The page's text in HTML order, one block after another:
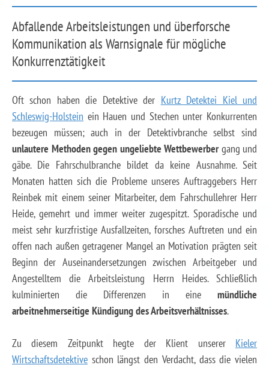
Abfallende Arbeitsleistungen und überforsche
Kommunikation als Warnsignale für mögliche
Konkurrenztätigkeit
Oft schon haben die Detektive der Kurtz Detektei Kiel und
Schleswig-Holstein ein Hauen und Stechen unter Konkurrenten
bezeugen müssen; auch in der Detektivbranche selbst sind
unlautere Methoden gegen ungeliebte Wettbewerbergang und
gäbe. Die Fahrschulbranche bildet da keine Ausnahme. Seit
Monaten hatten sich die Probleme unseres Auftraggebers Herr
Reinbek mit einem seiner Mitarbeiter, dem Fahrschullehrer Herr
Heide, gemehrt und immer weiter zugespitzt. Sporadische und
meist sehr kurzfristige Ausfallzeiten, forsches Auftreten und ein
offen nach außen getragener Mangel an Motivation prägten seit
Beginn der Auseinandersetzungen zwischen Arbeitgeber und
Angestelltem die Arbeitsleistung Herrn Heides. Schließlich
kulminierten die Differenzen in eine mündliche
arbeitnehmerseitige Kündigung des Arbeitsverhältnisses.
Zu diesem Zeitpunkt hegte der Klient unserer Kieler
Wirtschaftsdetektive schon längst den Verdacht, dass die vielen